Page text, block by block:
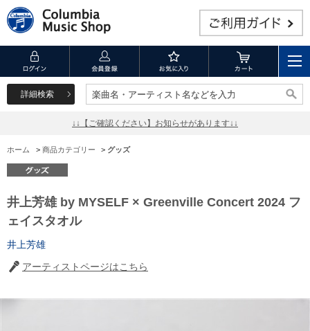
詳細検索 楽曲名・アーティスト名などを入力
楽曲名・アーティスト名などを入力
↓↓【ご確認ください】お知らせがあります↓↓
ホーム > 商品カテゴリー > グッズ
井上芳雄 by MYSELF × Greenville Concert 2024 フ
ェイスタオル
井上芳雄
アーティストページはこちら